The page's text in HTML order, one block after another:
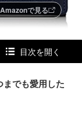
Amazonで見る
り、幅広いコ
でも愛用した
目次を開く